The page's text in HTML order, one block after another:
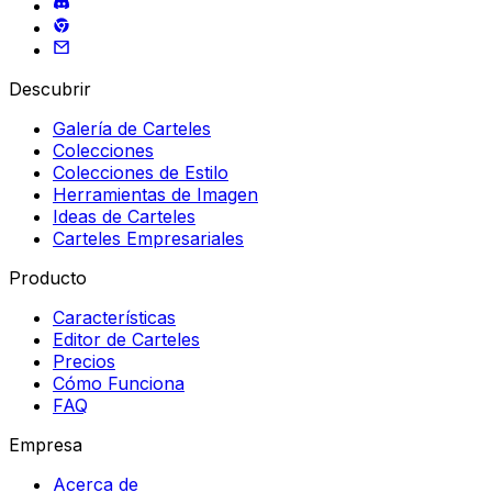
Descubrir
Galería de Carteles
Colecciones
Colecciones de Estilo
Herramientas de Imagen
Ideas de Carteles
Carteles Empresariales
Producto
Características
Editor de Carteles
Precios
Cómo Funciona
FAQ
Empresa
Acerca de